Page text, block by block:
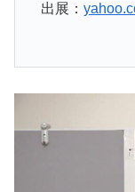
出展：